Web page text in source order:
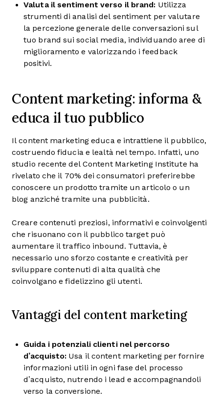
Valuta il sentiment verso il brand: Utilizza
strumenti di analisi del sentiment per valutare
la percezione generale delle conversazioni sul
tuo brand sui social media, individuando aree di
miglioramento e valorizzando i feedback
positivi.
Content marketing: informa &
educa il tuo pubblico
Il content marketing educa e intrattiene il pubblico,
costruendo fiducia e lealtà nel tempo. Infatti, uno
studio recente del Content Marketing Institute ha
rivelato che il 70% dei consumatori preferirebbe
conoscere un prodotto tramite un articolo o un
blog anziché tramite una pubblicità.
Creare contenuti preziosi, informativi e coinvolgenti
che risuonano con il pubblico target può
aumentare il traffico inbound. Tuttavia, è
necessario uno sforzo costante e creatività per
sviluppare contenuti di alta qualità che
coinvolgano e fidelizzino gli utenti.
Vantaggi del content marketing
Guida i potenziali clienti nel percorso
d’acquisto: Usa il content marketing per fornire
informazioni utili in ogni fase del processo
d’acquisto, nutrendo i lead e accompagnandoli
verso la conversione.